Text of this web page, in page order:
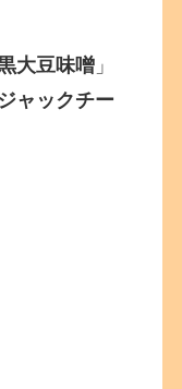
大豆味噌 」
ャックチー